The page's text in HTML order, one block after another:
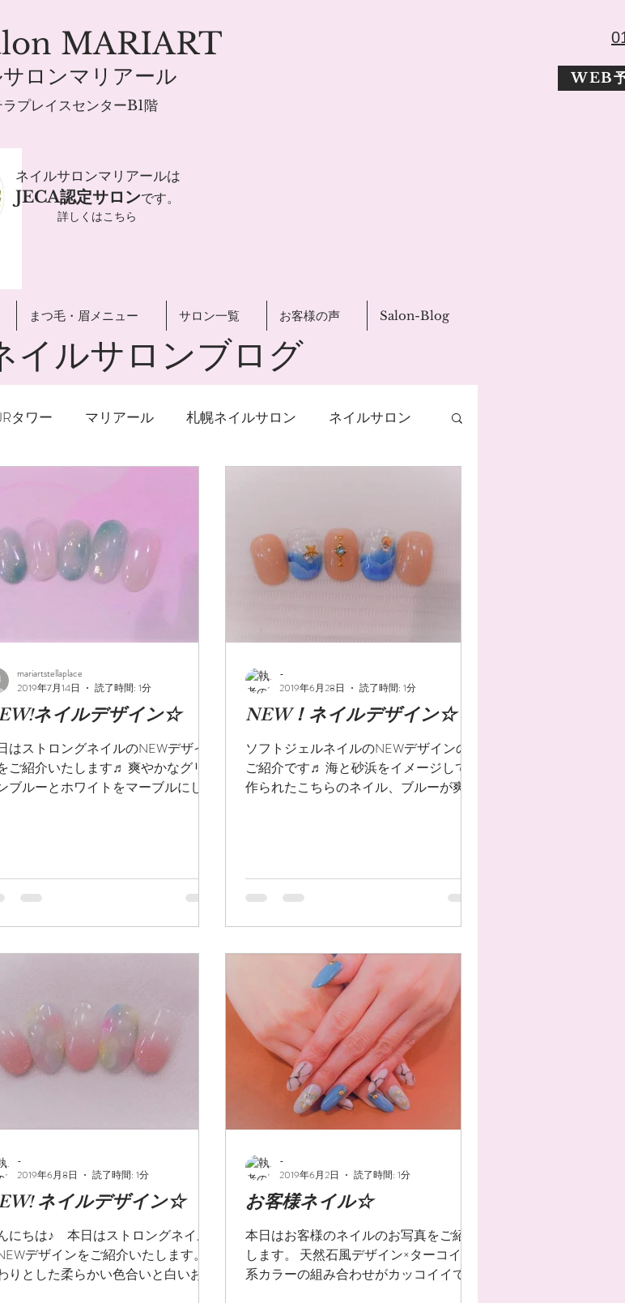
MARIART
ロンマリアール
WEB
プレイスセンターB1階
ネイルサロンマリアールは
JECA認定サロンです。
詳しくはこちら
まつ毛・眉メニュー サロン一覧 お客様の声 Salon-Blog
イルサロンブログ
タワー マリアール 札幌ネイルサロン ネイルサロン
爪の補強 ハンドケア ネイルオイル 手荒れ
柄
ネイルデザイン☆
はストロングネイルのNEWデザイ
ご紹介いたします♬ 爽やかなグリ
ブルーとホワイトをマーブルにした
mariartstellaplace
2019年7月14日
読了時間: 1分
NEW！ネイルデザイン☆
ソフトジェルネイルのNEWデザインの
ご紹介です♬ 海と砂浜をイメージして
作られたこちらのネイル、ブルーが爽や
-
2019年6月28日
読了時間: 1分
ネイルデザイン☆
にちは♪ 本日はストロングネイル
デザインをご紹介いたします。
りとした柔らかい色合いと白いお花
-
2019年6月8日
読了時間: 1分
お客様ネイル☆
本日はお客様のネイルのお写真をご紹介
します。 天然石風デザイン×ターコイズ
系カラーの組み合わせがカッコイイです
-
2019年6月2日
読了時間: 1分